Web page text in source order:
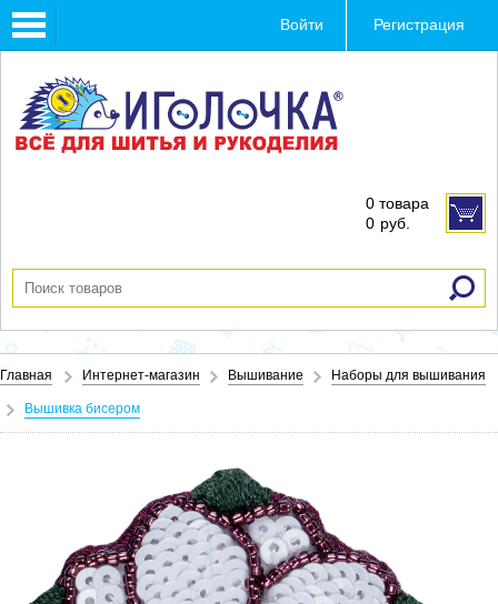
Toggle
navigation
Войти Регистрация
0 товара
0 руб.
Главная Интернет-магазин Вышивание Наборы для вышивания
Вышивка бисером